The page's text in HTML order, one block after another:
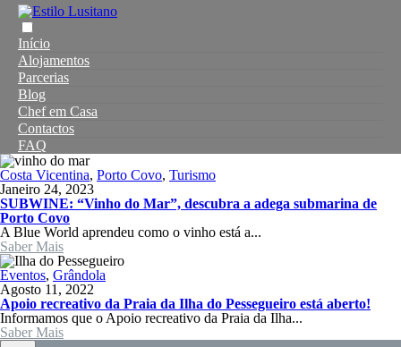
Início
Alojamentos
Parcerias
Blog
Chef em Casa
Contactos
FAQ
Costa Vicentina, Porto Covo, Turismo
Janeiro 24, 2023
SUBWINE: “Vinho do Mar”, descubra a adega submarina de
Porto Covo
A Blue World aprendeu como o vinho está a...
Saber Mais
Eventos, Grândola
Agosto 11, 2022
Apoio recreativo da Praia da Ilha do Pessegueiro está aberto!
Informamos que o Apoio recreativo da Praia da Ilha...
Saber Mais